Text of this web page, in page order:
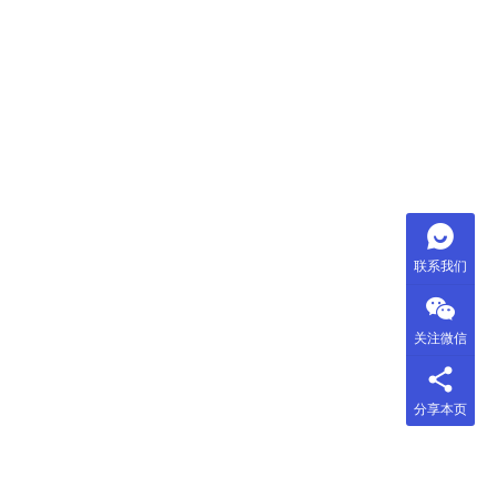
联系我们
关注微信
分享本页